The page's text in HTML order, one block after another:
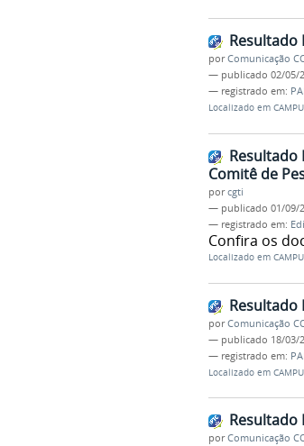
Resultado
porComunicação
— publicado 02/05/
— registrado em:
Localizado em
Resultado
Comitê de
porcgti
— publicado 01/09/
— registrado em:
Confira os
Localizado em
Resultado
porComunicação
— publicado 18/03/
— registrado em:
Localizado em
Resultado
porComunicação